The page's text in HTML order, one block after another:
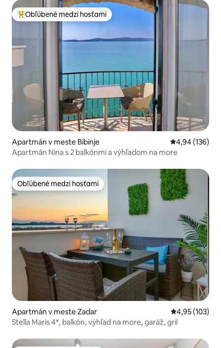
Najobľúbenejšie medzi hosťami
Obľúbené medzi hosťami
Apartmán v meste Bibinje Priemerné
4,94 (136)
Apartmán Nina s 2 balkónmi a výhľadom na more
Obľúbené medzi hosťami
Obľúbené medzi hosťami
Apartmán v meste Zadar Priemerné
4,95 (103)
Stella Maris 4*, balkón, výhľad na more, garáž, gril